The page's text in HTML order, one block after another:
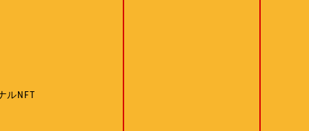
ルNFT